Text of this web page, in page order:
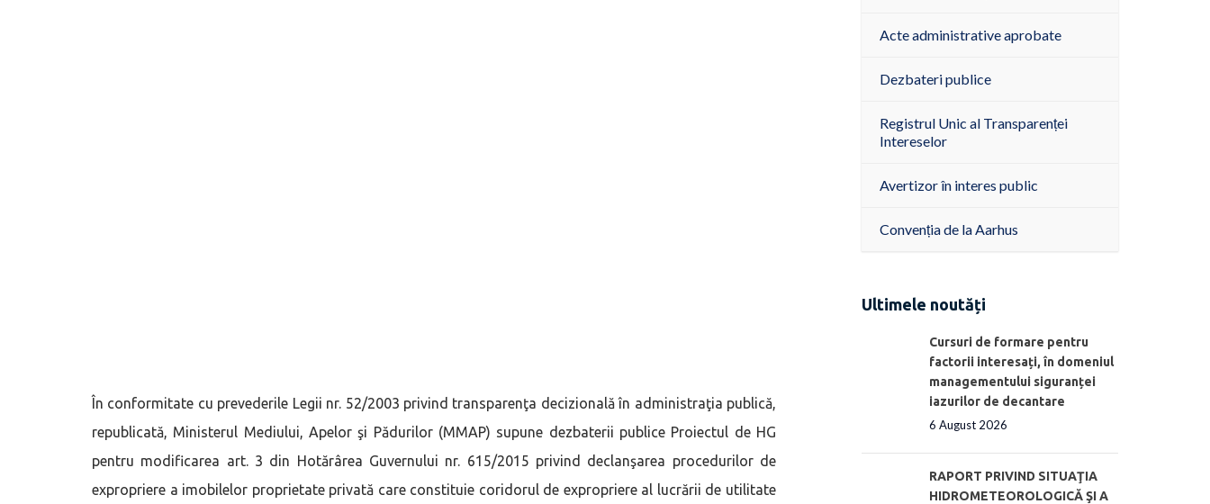
În conformitate cu prevederile Legii nr. 52/2003 privind transparenţa decizională în administraţia publică,
republicată, Ministerul Mediului, Apelor şi Pădurilor (MMAP) supune dezbaterii publice Proiectul de HG
pentru modificarea art. 3 din Hotărârea Guvernului nr. 615/2015 privind declanşarea procedurilor de
expropriere a imobilelor proprietate privată care constituie coridorul de expropriere al lucrării de utilitate
Acte administrative aprobate
Dezbateri publice
Registrul Unic al Transparenței
Intereselor
Avertizor în interes public
Convenția de la Aarhus
Ultimele noutăți
Cursuri de formare pentru
factorii interesați, în domeniul
managementului siguranței
iazurilor de decantare
6 August 2026
RAPORT PRIVIND SITUAŢIA
HIDROMETEOROLOGICĂ ŞI A